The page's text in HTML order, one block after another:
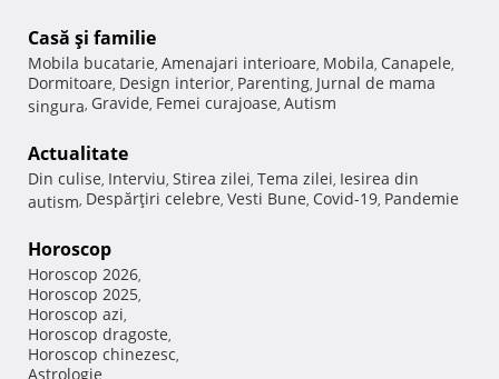
Casă şi familie
Mobila bucatarie, Amenajari interioare, Mobila, Canapele,
Dormitoare, Design interior, Parenting, Jurnal de mama
singura, Gravide, Femei curajoase, Autism
Actualitate
Din culise, Interviu, Stirea zilei, Tema zilei, Iesirea din
autism, Despărţiri celebre, Vesti Bune, Covid-19, Pandemie
Horoscop
Horoscop 2026,
Horoscop 2025,
Horoscop azi,
Horoscop dragoste,
Horoscop chinezesc,
Astrologie